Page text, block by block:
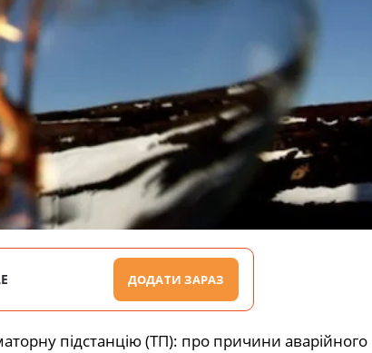
ДОДАТИ ЗАРАЗ
підстанцію (ТП): про причини аварійного